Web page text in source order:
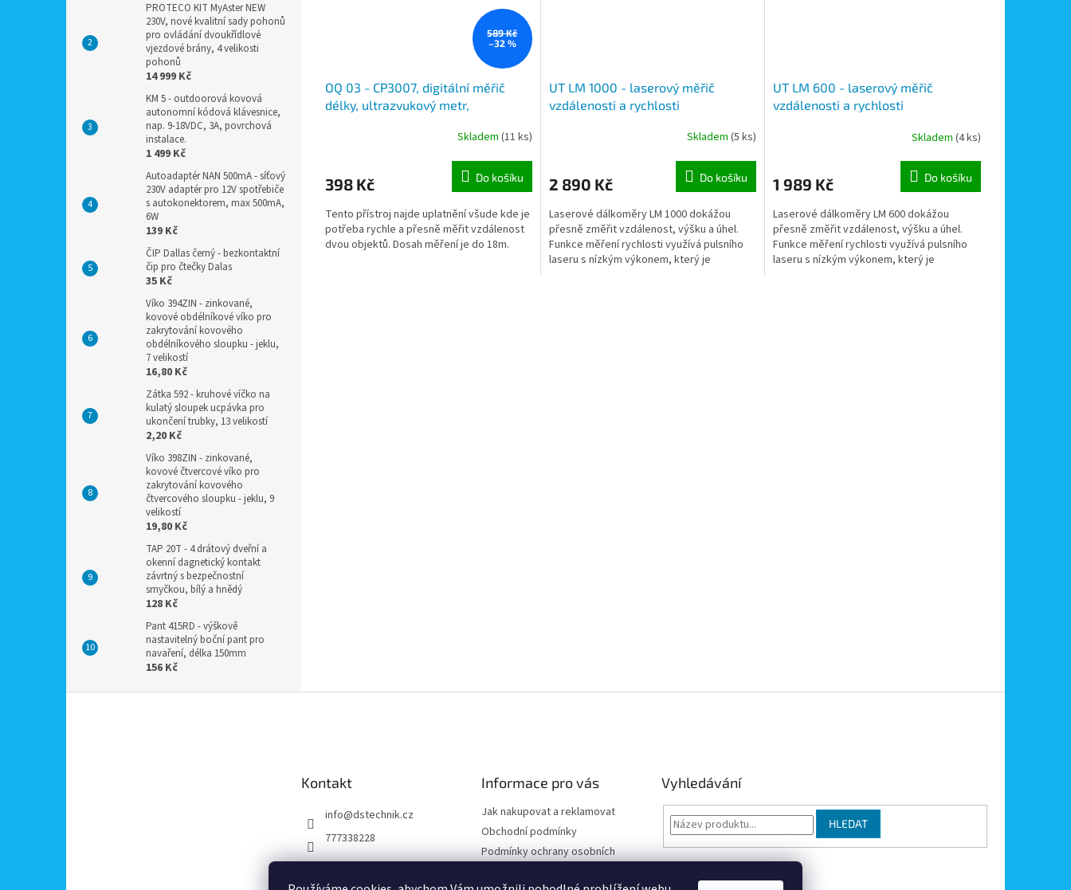
PROTECO KIT MyAster NEW
230V, nové kvalitní sady pohonů
pro ovládání dvoukřídlové
vjezdové brány, 4 velikosti
pohonů
14 999 Kč
KM 5 - outdoorová kovová
autonomní kódová klávesnice,
nap. 9-18VDC, 3A, povrchová
instalace.
1 499 Kč
Autoadaptér NAN 500mA - síťový
230V adaptér pro 12V spotřebiče
s autokonektorem, max 500mA,
6W
139 Kč
ČIP Dallas černý - bezkontaktní
čip pro čtečky Dalas
35 Kč
Víko 394ZIN - zinkované,
kovové obdélníkové víko pro
zakrytování kovového
obdélníkového sloupku - jeklu,
7 velikostí
16,80 Kč
Zátka 592 - kruhové víčko na
kulatý sloupek ucpávka pro
ukončení trubky, 13 velikostí
2,20 Kč
Víko 398ZIN - zinkované,
kovové čtvercové víko pro
zakrytování kovového
čtvercového sloupku - jeklu, 9
velikostí
19,80 Kč
TAP 20T - 4 drátový dveřní a
okenní dagnetický kontakt
závrtný s bezpečnostní
smyčkou, bílý a hnědý
128 Kč
Pant 415RD - výškově
nastavitelný boční pant pro
navaření, délka 150mm
156 Kč
589 Kč
–32 %
OQ 03 - CP3007, digitální měřič
délky, ultrazvukový metr,
laserem a teploměremSkladem (11 ks)
398 Kč Do košíku
Tento přístroj najde uplatnění všude kde je
potřeba rychle a přesně měřit vzdálenost
dvou objektů. Dosah měření je do 18m.
UT LM 1000 - laserový měřič
vzdálenosti a rychlosti
Skladem (5 ks)
2 890 Kč Do košíku
Laserové dálkoměry LM 1000 dokážou
přesně změřit vzdálenost, výšku a úhel.
Funkce měření rychlosti využívá pulsního
laseru s nízkým výkonem, který je
UT LM 600 - laserový měřič
vzdálenosti a rychlosti
Skladem (4 ks)
1 989 Kč Do košíku
Laserové dálkoměry LM 600 dokážou
přesně změřit vzdálenost, výšku a úhel.
Funkce měření rychlosti využívá pulsního
laseru s nízkým výkonem, který je
Kontakt
info@dstechnik.cz
777338228
Informace pro vás
Jak nakupovat a reklamovat
Obchodní podmínky
Podmínky ochrany osobních
Vyhledávání
HLEDAT